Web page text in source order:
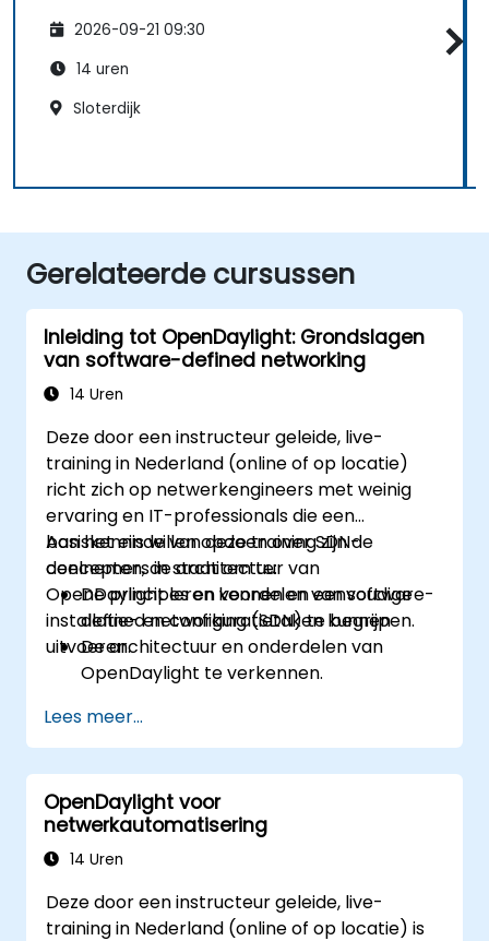
2026-09-21 09:30
14 uren
Sloterdijk
Gerelateerde cursussen
Inleiding tot OpenDaylight: Grondslagen
van software-defined networking
14 Uren
Deze door een instructeur geleide, live-
training in Nederland (online of op locatie)
richt zich op netwerkengineers met weinig
ervaring en IT-professionals die een
basiskennis willen opdoen over SDN-
concepten, de architectuur van
OpenDaylight leren kennen en eenvoudige
installatie- en configuratietaken kunnen
uitvoeren.
Aan het einde van deze training zijn de
deelnemers in staat om te:
De principes en voordelen van software-
defined networking (SDN) te begrijpen.
De architectuur en onderdelen van
OpenDaylight te verkennen.
installeren en te configureren.
OpenDaylight te integreren met
netwerkapparaten.
Eenvoudige bewerkingen en commando’s
in OpenDaylight uit te voeren.
Lees meer...
OpenDaylight voor
netwerkautomatisering
14 Uren
Deze door een instructeur geleide, live-
training in Nederland (online of op locatie) is